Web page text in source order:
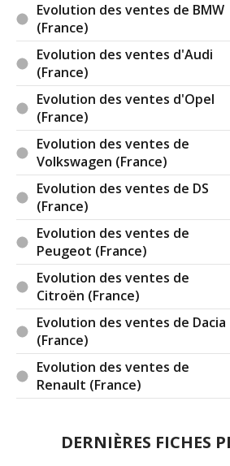
Evolution des ventes de BMW
(France)
Evolution des ventes d'Audi
(France)
Evolution des ventes d'Opel
(France)
Evolution des ventes de
Volkswagen (France)
Evolution des ventes de DS
(France)
Evolution des ventes de
Peugeot (France)
Evolution des ventes de
Citroën (France)
Evolution des ventes de Dacia
(France)
Evolution des ventes de
Renault (France)
DERNIÈRES FICHES